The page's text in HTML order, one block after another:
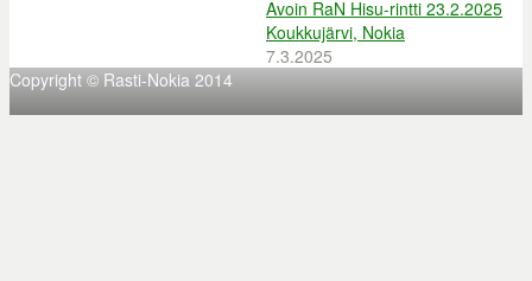
Avoin RaN Hisu-rintti 23.2.2025
Koukkujärvi, Nokia
7.3.2025
Copyright © Rasti-Nokia 2014